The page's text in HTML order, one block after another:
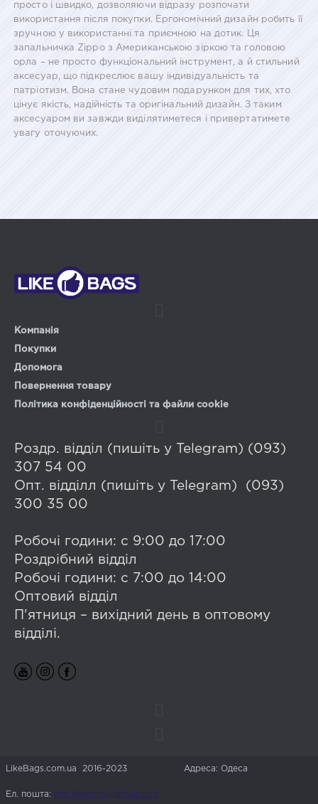
просто і швидко, дозволяючи відразу розпочати
використання після покупки. Ергономічний дизайн робить її
зручною у використанні та приємною на дотик. Ця
запальничка Zippo з Американською зіркою та головою
орла – не просто функціональний інструмент, а й стильний
аксесуар, що підкреслює вашу індивідуальність та
патріотизм. Вона стане чудовим подарунком для тих, хто
цінує якість, надійність та оригінальний дизайн. З таким
аксесуаром ви завжди виділятиметеся і привертатимете
увагу оточуючих.
Компанія
Покупки
Допомога
Повернення товару
Політика конфіденційності та файли cookie
Роздр. відділ (пишіть у Telegram) (093)
307 54 00
Опт. відділл (пишіть у Telegram) (093)
300 35 00
Робочі години: с 9:00 до 17:00
Роздрібний відділ
Робочі години: с 7:00 до 14:00
Оптовий відділ
П'ятниця – вихідний день в оптовому
відділі.
LikeBags.com.ua 2016-2023 Адреса: Одеса
Ел. пошта: info.likebags@gmail.com